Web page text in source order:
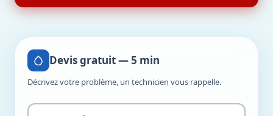
Devis gratuit — 5 min
Décrivez votre problème, un technicien vous rappelle.